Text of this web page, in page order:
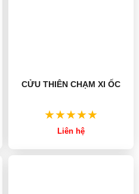
CỬU THIÊN CHẠM XI ỐC
Liên hệ